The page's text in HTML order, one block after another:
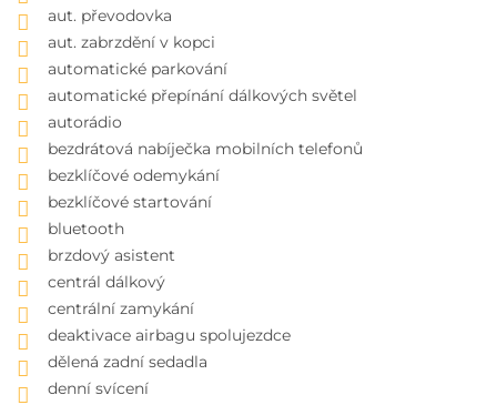
aut. převodovka
aut. zabrzdění v kopci
automatické parkování
automatické přepínání dálkových světel
autorádio
bezdrátová nabíječka mobilních telefonů
bezklíčové odemykání
bezklíčové startování
bluetooth
brzdový asistent
centrál dálkový
centrální zamykání
deaktivace airbagu spolujezdce
dělená zadní sedadla
denní svícení